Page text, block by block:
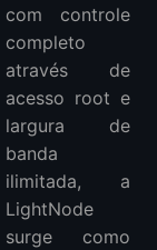
com controle
completo
através de
acesso root e
largura de
banda
ilimitada, a
LightNode
surge como